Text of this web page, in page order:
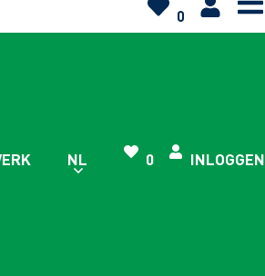
0
NL 0 INLOGGEN